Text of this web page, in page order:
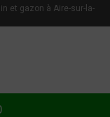
et gazon à Aire-sur-la-